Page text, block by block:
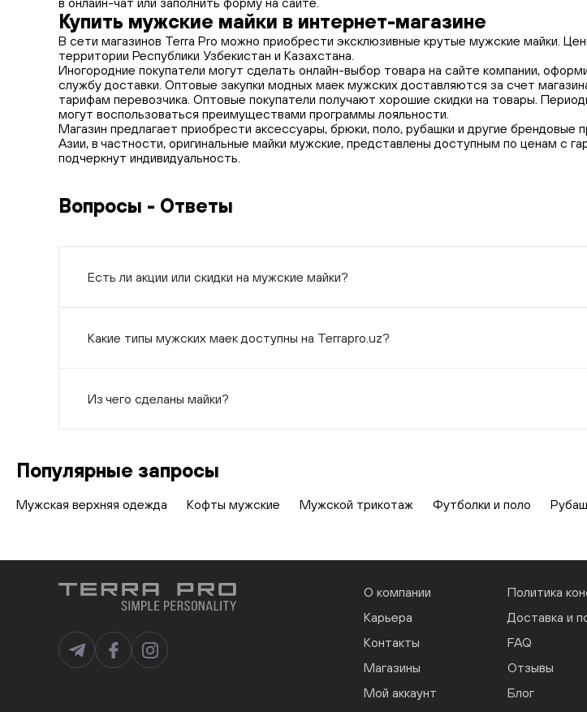
Купить мужские майки в интернет-магазине
В сети магазинов Terra Pro можно приобрести эксклюзивные крутые мужские майки.
территории Республики Узбекистан и Казахстана.
Иногородние покупатели могут сделать онлайн-выбор товара на сайте компании,
службу доставки. Оптовые закупки модных маек мужских доставляются за счет
тарифам перевозчика. Оптовые покупатели получают хорошие скидки на товары.
могут воспользоваться преимуществами программы лояльности.
Магазин предлагает приобрести аксессуары, брюки, поло, рубашки и другие
Азии, в частности, оригинальные майки мужские, представлены доступным по ценам с
подчеркнут индивидуальность.
Вопросы - Ответы
Есть ли акции или скидки на мужские майки?
Какие типы мужских маек доступны на Terrapro.uz?
Из чего сделаны майки?
Популярные запросы
Мужская верхняя одежда Кофты мужские Мужской трикотаж Футболки и поло
О компании
Карьера
Контакты
Магазины
Мой аккаунт
Политика
Доставка и
FAQ
Отзывы
Блог